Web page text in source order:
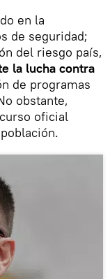
en la
de seguridad;
del riesgo país,
la lucha contra
de programas
obstante,
oficial